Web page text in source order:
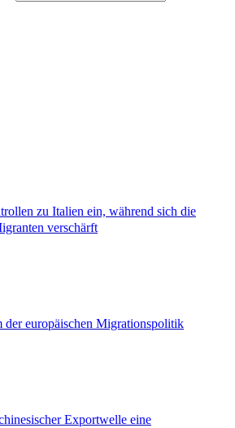
zu Italien ein, während sich die
verschärft
der europäischen Migrationspolitik
Exportwelle eine